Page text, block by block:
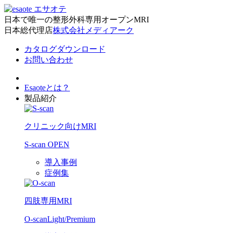
日本で唯一の整形外科専用オープンMRI
日本総代理店株式会社メディアーク
カタログダウンロード
お問い合わせ
Esaoteとは？
製品紹介
クリニック向けMRI
S-scan OPEN
導入事例
症例集
四肢専用MRI
O-scanLight/Premium